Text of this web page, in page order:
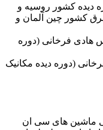
دیده کشور روسیه و
کشور چین آلمان و
هادی فرخانی (دوره
(دوره دیده مکانیک
ماشین های سی ان